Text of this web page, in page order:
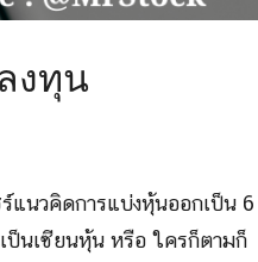
งทุน
แนวคิดการแบ่งหุ้นออกเป็น 6
ป็นเซียนหุ้น หรือ ใครก็ตามก็